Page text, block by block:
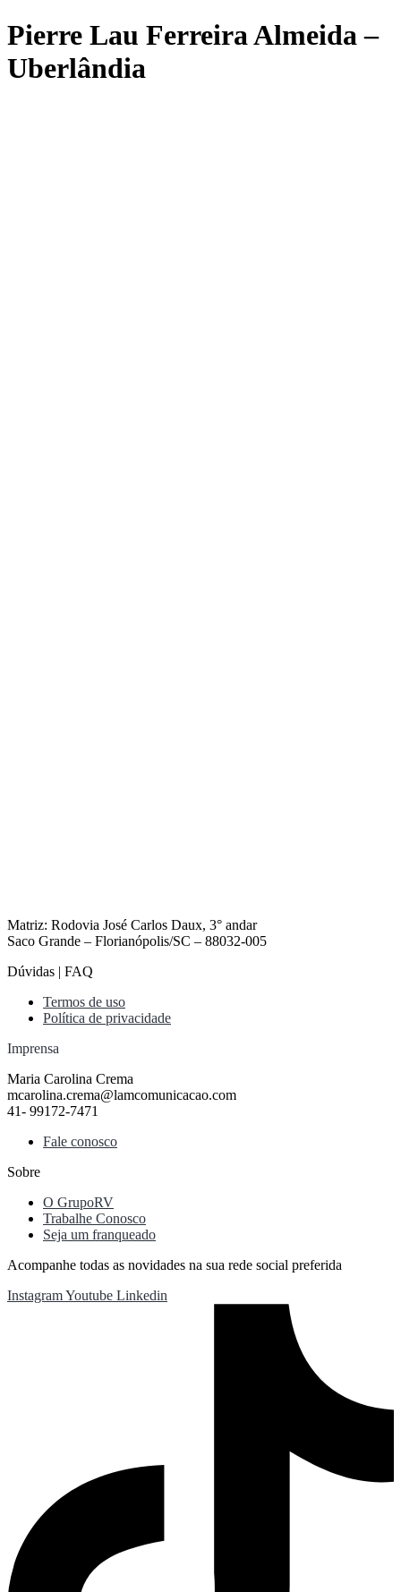
Pierre Lau Ferreira Almeida –
Uberlândia
Matriz: Rodovia José Carlos Daux, 3° andar
Saco Grande – Florianópolis/SC – 88032-005
Dúvidas | FAQ
Termos de uso
Política de privacidade
Imprensa
Maria Carolina Crema
mcarolina.crema@lamcomunicacao.com
41- 99172-7471
Fale conosco
Sobre
O GrupoRV
Trabalhe Conosco
Seja um franqueado
Acompanhe todas as novidades na sua rede social preferida
InstagramYoutube Linkedin